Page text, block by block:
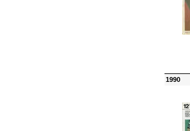
1990